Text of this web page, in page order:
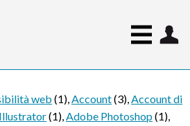
web (1),Account(3),Account di
(1),Adobe Photoshop(1),